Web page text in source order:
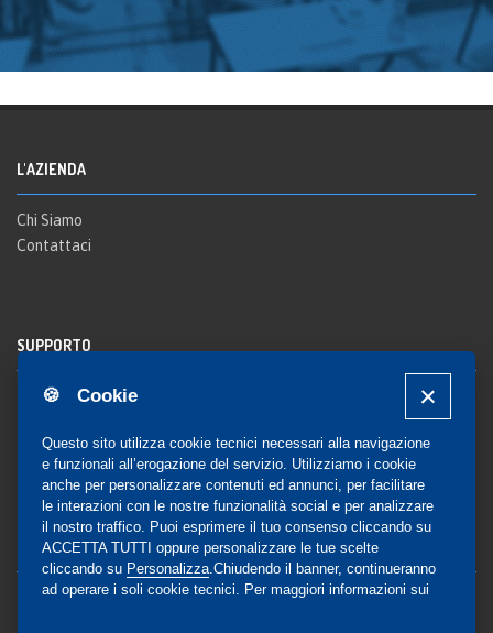
🍪 Cookie
Questo sito utilizza cookie tecnici necessari alla navigazione
e funzionali all’erogazione del servizio. Utilizziamo i cookie
anche per personalizzare contenuti ed annunci, per facilitare
le interazioni con le nostre funzionalità social e per analizzare
il nostro traffico. Puoi esprimere il tuo consenso cliccando su
ACCETTA TUTTI oppure personalizzare le tue scelte
cliccando su Personalizza .Chiudendo il banner, continueranno
ad operare i soli cookie tecnici. Per maggiori informazioni sui
L'AZIENDA
Chi Siamo
Contattaci
SUPPORTO
Registrazione al sito
Notifica
COMMUNITY
Blog e Canali social